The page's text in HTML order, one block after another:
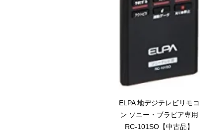
ELPA 地デジテレビリモコ
ン ソニー・ブラビア専用
RC-101SO【中古品】